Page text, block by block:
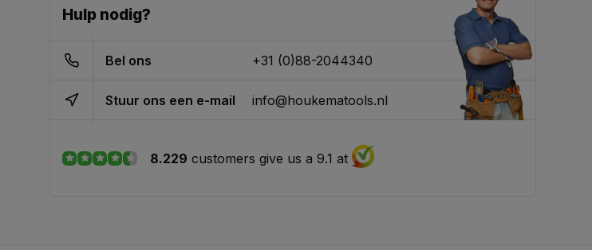
Hulp nodig?
Bel ons +31 (0)88-2044340
Stuur ons een e-mail info@houkematools.nl
8.229 customers give us a 9.1 at